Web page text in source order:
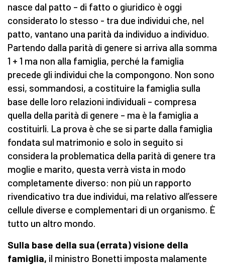
nasce dal patto – di fatto o giuridico è oggi
considerato lo stesso - tra due individui che, nel
patto, vantano una parità da individuo a individuo.
Partendo dalla parità di genere si arriva alla somma
1 + 1 ma non alla famiglia, perché la famiglia
precede gli individui che la compongono. Non sono
essi, sommandosi, a costituire la famiglia sulla
base delle loro relazioni individuali – compresa
quella della parità di genere – ma è la famiglia a
costituirli. La prova è che se si parte dalla famiglia
fondata sul matrimonio e solo in seguito si
considera la problematica della parità di genere tra
moglie e marito, questa verrà vista in modo
completamente diverso: non più un rapporto
rivendicativo tra due individui, ma relativo all’essere
cellule diverse e complementari di un organismo. È
tutto un altro mondo.
Sulla base della sua (errata) visione della
famiglia, il ministro Bonetti imposta malamente